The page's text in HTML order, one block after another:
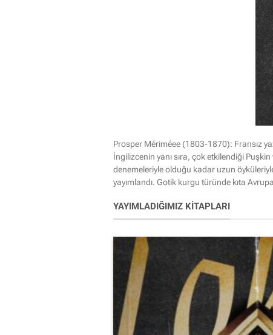
Prosper Mériméee (1803-1870): Fransız
İngilizcenin yanı sıra, çok etkilendiği
denemeleriyle olduğu kadar uzun öyküleriyle
yayımlandı. Gotik kurgu türünde kıta
YAYIMLADIĞIMIZ KITAPLARI